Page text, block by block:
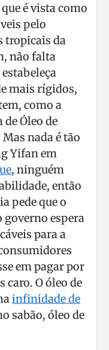
que é vista como
pelo
tropicais da
não falta
mais rígidos,
como a
Óleo de
Mas nada é tão
Yifan em
, ninguém
então
pede que o
governo espera
para a
em pagar por
O óleo de
infinidade de
sabão, óleo de